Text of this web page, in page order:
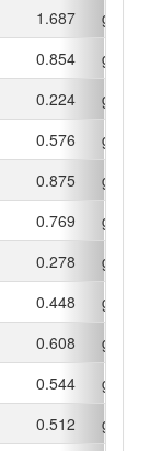
1.687
g
0.854
g
0.224
g
0.576
g
0.875
g
0.769
g
0.278
g
0.448
g
0.608
g
0.544
g
0.512
g